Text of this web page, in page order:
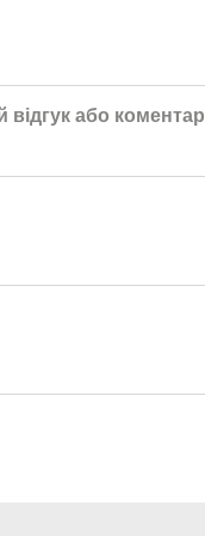
відгук або коментар